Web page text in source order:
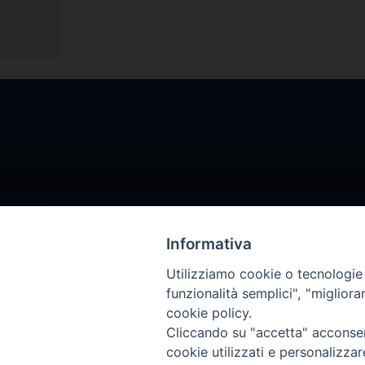
Informativa
Utilizziamo cookie o
funzionalità semplici",
cookie policy.
Cliccando su "accetta"
cookie utilizzati e